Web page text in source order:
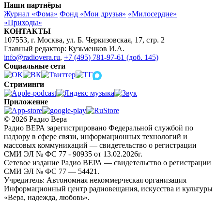
Наши партнёры
Журнал «Фома» Фонд «Мои друзья» «Милосердие»
«Приходы»
КОНТАКТЫ
107553, г. Москва, ул. Б. Черкизовская, 17, стр. 2
Главный редактор: Кузьменков И.А.
info@radiovera.ru, +7 (495) 781-97-61 (доб. 145)
Социальные сети
Стриминги
Приложение
© 2026 Радио Вера
Радио ВЕРА зарегистрировано Федеральной службой по
надзору в сфере связи, информационных технологий и
массовых коммуникаций — свидетельство о регистрации
СМИ ЭЛ № ФС 77 - 90935 от 13.02.2026г.
Сетевое издание Радио ВЕРА — свидетельство о регистрации
СМИ ЭЛ № ФС 77 — 54421.
Учредитель: Автономная некоммерческая организация
Информационный центр радиовещания, искусства и культуры
«Вера, надежда, любовь».